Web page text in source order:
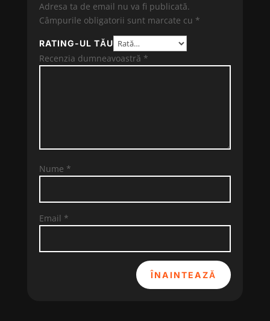
Adresa ta de email nu va fi publicată.
Câmpurile obligatorii sunt marcate cu *
RATING-UL TĂU
Recenzia dumneavoastră *
Nume *
Email *
ÎNAINTEAZĂ